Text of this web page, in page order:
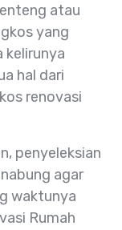
atau
yang
kelirunya
hal dari
renovasi
penyeleksian
agar
waktunya
Rumah